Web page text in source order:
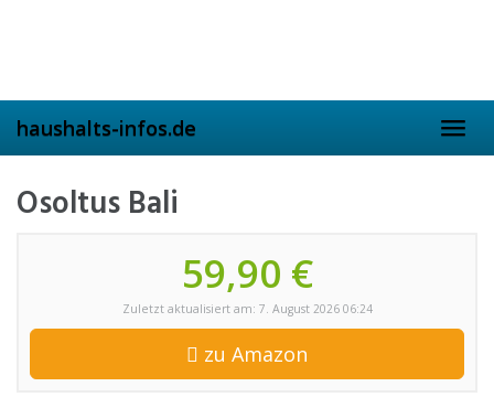
haushalts-infos.de
Osoltus Bali
59,90 €
Zuletzt aktualisiert am: 7. August 2026 06:24
zu Amazon